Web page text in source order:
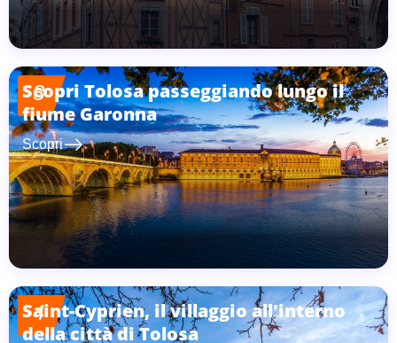
3
Scopri Tolosa passeggiando lungo il
fiume Garonna
Scoprieast
4
Saint-Cyprien, il villaggio all'interno
della città di Tolosa